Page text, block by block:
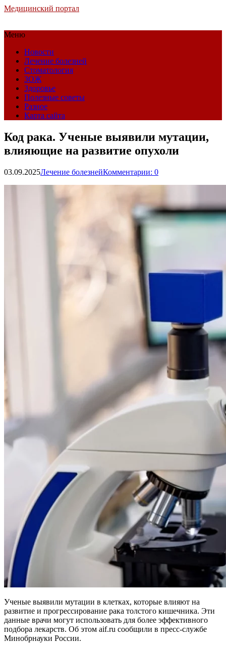
Медицинский портал
Меню
Новости
Лечение болезней
Стоматология
ЗОЖ
Здоровье
Полезные советы
Разное
Карта сайта
Код рака. Ученые выявили мутации,
влияющие на развитие опухоли
03.09.2025Лечение болезнейКомментарии: 0
Ученые выявили мутации в клетках, которые влияют на
развитие и прогрессирование рака толстого кишечника. Эти
данные врачи могут использовать для более эффективного
подбора лекарств. Об этом aif.ru сообщили в пресс-службе
Минобрнауки России.